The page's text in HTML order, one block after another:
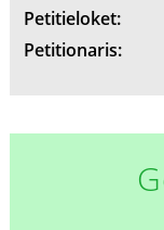
Petitieloket:
Petitionaris: